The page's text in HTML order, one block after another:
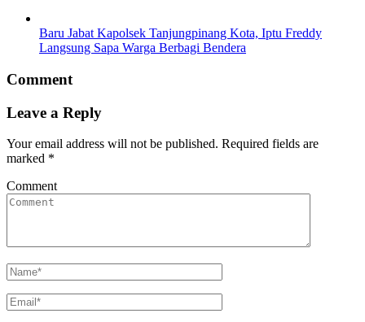
Baru Jabat Kapolsek Tanjungpinang Kota, Iptu Freddy
Langsung Sapa Warga Berbagi Bendera
Comment
Leave a Reply
Your email address will not be published. Required fields are
marked *
Comment